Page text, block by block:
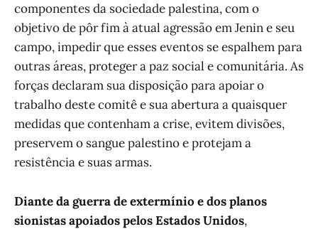
componentes da sociedade palestina, com o
objetivo de pôr fim à atual agressão em Jenin e seu
campo, impedir que esses eventos se espalhem para
outras áreas, proteger a paz social e comunitária. As
forças declaram sua disposição para apoiar o
trabalho deste comitê e sua abertura a quaisquer
medidas que contenham a crise, evitem divisões,
preservem o sangue palestino e protejam a
resistência e suas armas.
Diante da guerra de extermínio e dos planos
sionistas apoiados pelos Estados Unidos,